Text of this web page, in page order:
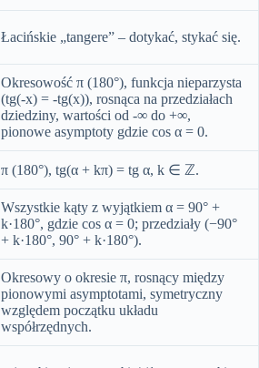
Łacińskie „tangere” – dotykać, stykać się.
Okresowość π (180°), funkcja nieparzysta
(tg(-x) = -tg(x)), rosnąca na przedziałach
dziedziny, wartości od -∞ do +∞,
pionowe asymptoty gdzie cos α = 0.
π (180°), tg(α + kπ) = tg α, k ∈ ℤ.
Wszystkie kąty z wyjątkiem α = 90° +
k·180°, gdzie cos α = 0; przedziały (−90°
+ k·180°, 90° + k·180°).
Okresowy o okresie π, rosnący między
pionowymi asymptotami, symetryczny
względem początku układu
współrzędnych.